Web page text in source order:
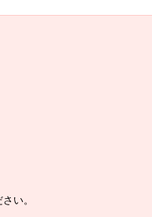
い。